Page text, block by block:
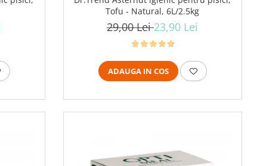
Tofu - Natural, 6L/2.5kg
29,00 Lei23,90 Lei
ADAUGA IN COS